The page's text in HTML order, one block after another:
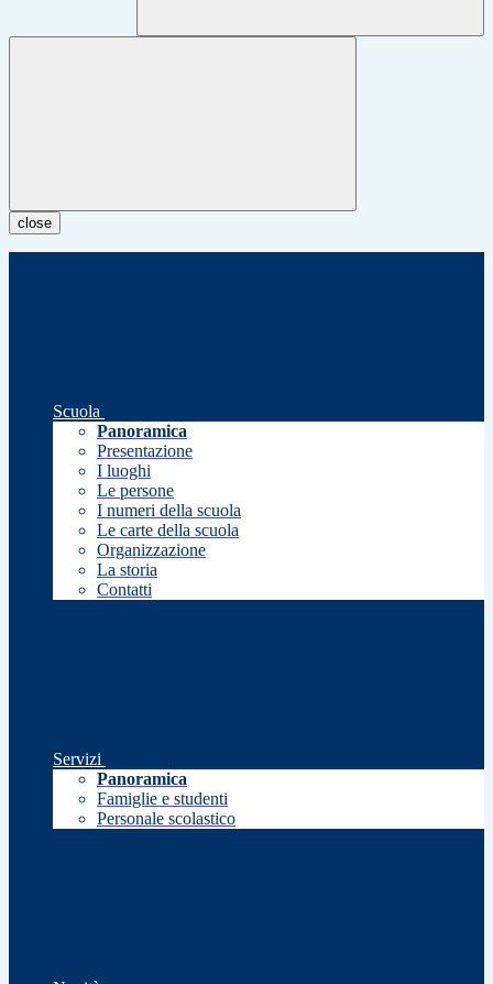
close
Scuola
Panoramica
Presentazione
I luoghi
Le persone
I numeri della scuola
Le carte della scuola
Organizzazione
La storia
Contatti
Servizi
Panoramica
Famiglie e studenti
Personale scolastico